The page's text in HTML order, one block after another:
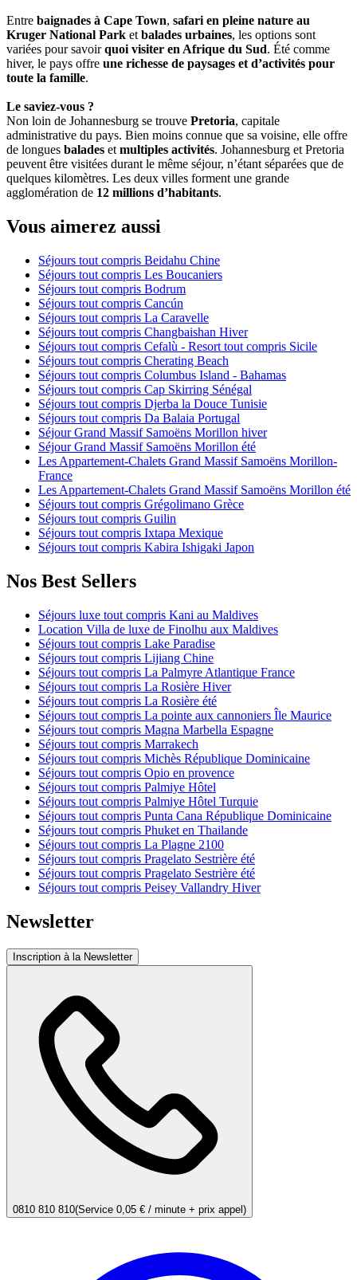
Entre baignades à Cape Town, safari en pleine nature au
Kruger National Park et balades urbaines, les options sont
variées pour savoirquoi visiter en Afrique du Sud. Été comme
hiver, le pays offre une richesse de paysages et d’activités pour
toute la famille.
Le saviez-vous ?
Non loin de Johannesburg se trouve Pretoria, capitale
administrative du pays. Bien moins connue que sa voisine, elle offre
de longues balades et multiples activités. Johannesburg et Pretoria
peuvent être visitées durant le même séjour, n’étant séparées que de
quelques kilomètres. Les deux villes forment une grande
agglomération de 12 millions d’habitants.
Vous aimerez aussi
Séjours tout compris Beidahu Chine
Séjours tout compris Les Boucaniers
Séjours tout compris Bodrum
Séjours tout compris Cancún
Séjours tout compris La Caravelle
Séjours tout compris Changbaishan Hiver
Séjours tout compris Cefalù - Resort tout compris Sicile
Séjours tout compris Cherating Beach
Séjours tout compris Columbus Island - Bahamas
Séjours tout compris Cap Skirring Sénégal
Séjours tout compris Djerba la Douce Tunisie
Séjours tout compris Da Balaia Portugal
Séjour Grand Massif Samoëns Morillon hiver
Séjour Grand Massif Samoëns Morillon été
Les Appartement-Chalets Grand Massif Samoëns Morillon-
France
Les Appartement-Chalets Grand Massif Samoëns Morillon été
Séjours tout compris Grégolimano Grèce
Séjours tout compris Guilin
Séjours tout compris Ixtapa Mexique
Séjours tout compris Kabira Ishigaki Japon
Nos Best Sellers
Séjours luxe tout compris Kani au Maldives
Location Villa de luxe de Finolhu aux Maldives
Séjours tout compris Lake Paradise
Séjours tout compris Lijiang Chine
Séjours tout compris La Palmyre Atlantique France
Séjours tout compris La Rosière Hiver
Séjours tout compris La Rosière été
Séjours tout compris La pointe aux cannoniers Île Maurice
Séjours tout compris Magna Marbella Espagne
Séjours tout compris Marrakech
Séjours tout compris Michès République Dominicaine
Séjours tout compris Opio en provence
Séjours tout compris Palmiye Hôtel
Séjours tout compris Palmiye Hôtel Turquie
Séjours tout compris Punta Cana République Dominicaine
Séjours tout compris Phuket en Thailande
Séjours tout compris La Plagne 2100
Séjours tout compris Pragelato Sestrière été
Séjours tout compris Pragelato Sestrière été
Séjours tout compris Peisey Vallandry Hiver
Newsletter
Inscription à la Newsletter
0810 810 810(Service 0,05 € / minute + prix appel)